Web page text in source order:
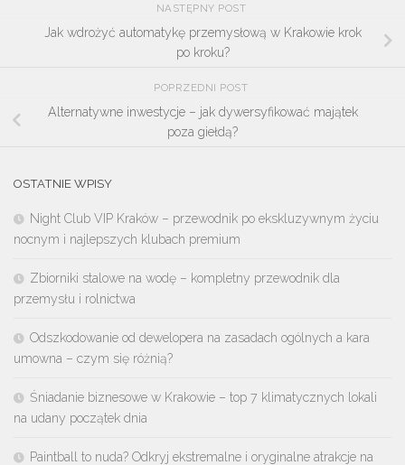
NASTĘPNY POST
Jak wdrożyć automatykę przemysłową w Krakowie krok
po kroku?
POPRZEDNI POST
Alternatywne inwestycje – jak dywersyfikować majątek
poza giełdą?
OSTATNIE WPISY
Night Club VIP Kraków – przewodnik po ekskluzywnym życiu
nocnym i najlepszych klubach premium
Zbiorniki stalowe na wodę – kompletny przewodnik dla
przemysłu i rolnictwa
Odszkodowanie od dewelopera na zasadach ogólnych a kara
umowna – czym się różnią?
Śniadanie biznesowe w Krakowie – top 7 klimatycznych lokali
na udany początek dnia
Paintball to nuda? Odkryj ekstremalne i oryginalne atrakcje na